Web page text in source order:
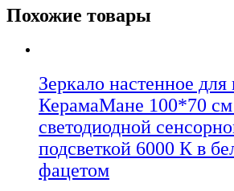
Похожие товары
Зеркало настенное для
КерамаМане 100*70 см
светодиодной
подсветкой 6000 К в
фацетом